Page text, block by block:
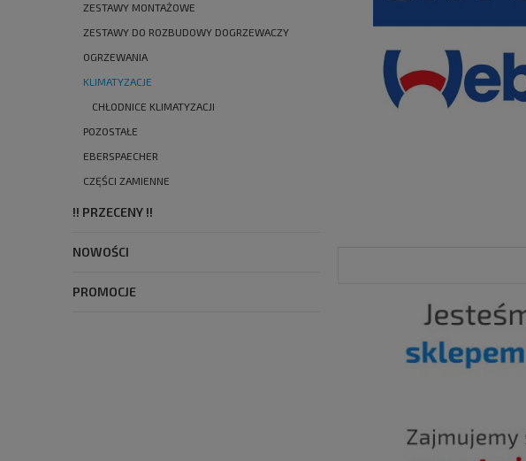
ZESTAWY MONTAŻOWE
ZESTAWY DO ROZBUDOWY DOGRZEWACZY
OGRZEWANIA
KLIMATYZACJE
CHŁODNICE KLIMATYZACJI
POZOSTAŁE
EBERSPAECHER
CZĘŚCI ZAMIENNE
!! PRZECENY !!
NOWOŚCI
PROMOCJE